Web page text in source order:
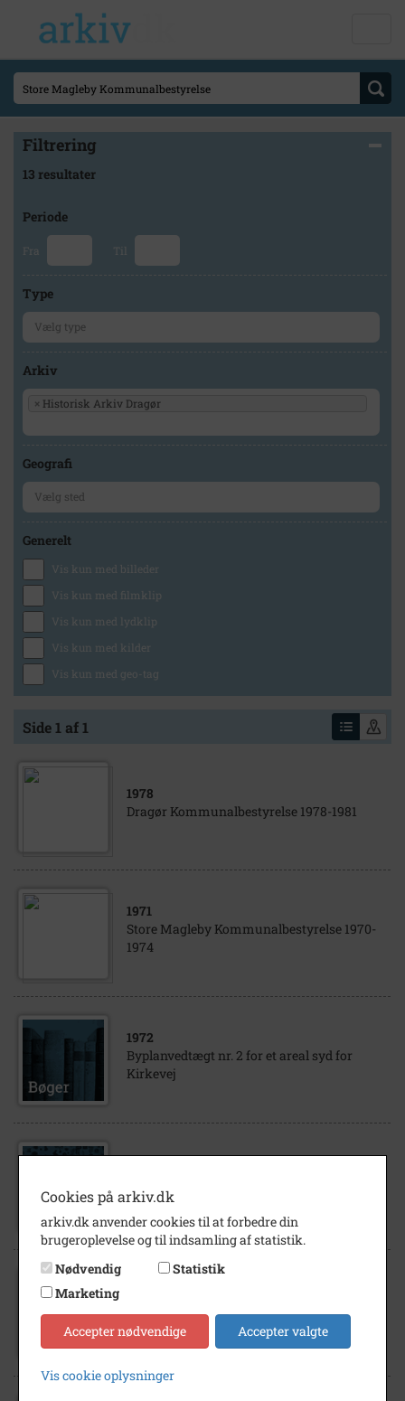
Filtrering
13 resultater
Periode
Fra Til
Type
Arkiv
× Historisk Arkiv Dragør
Geografi
Generelt
Vis kun med billeder
Vis kun med filmklip
Vis kun med lydklip
Vis kun med kilder
Vis kun med geo-tag
Side 1 af 1
1978
Dragør Kommunalbestyrelse 1978-1981
1971
Store Magleby Kommunalbestyrelse 1970-
1974
1972
Byplanvedtægt nr. 2 for et areal syd for
Kirkevej
Store Magleby Kommunalbestyrelse
Store Magleby Kommunalbestyrelse
Cookies på arkiv.dk
arkiv.dk anvender cookies til at forbedre din
brugeroplevelse og til indsamling af statistik.
Nødvendig
Statistik
Marketing
Accepter nødvendige Accepter valgte
Vis cookie oplysninger